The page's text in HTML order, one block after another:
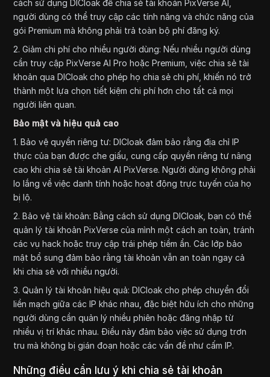
cách sử dụng DICloak để chia sẻ tài khoản PixVerse AI,
người dùng có thể truy cập các tính năng và chức năng của
gói Premium mà không phải trả toàn bộ phí đăng ký.
2. Giảm chi phí cho nhiều người dùng: Nếu nhiều người dùng
cần truy cập PixVerse AI Pro hoặc Premium, việc chia sẻ tài
khoản qua DICloak cho phép họ chia sẻ chi phí, khiến nó trở
thành một lựa chọn tiết kiệm chi phí hơn cho tất cả mọi
người liên quan.
Bảo mật và hiệu quả cao
1. Bảo vệ quyền riêng tư: DICloak đảm bảo rằng địa chỉ IP
thực của bạn được che giấu, cung cấp quyền riêng tư nâng
cao khi chia sẻ tài khoản AI PixVerse. Người dùng không phải
lo lắng về việc danh tính hoặc hoạt động trực tuyến của họ
bị lộ.
2. Bảo vệ tài khoản: Bằng cách sử dụng DICloak, bạn có thể
quản lý tài khoản PixVerse của mình một cách an toàn, tránh
các vụ hack hoặc truy cập trái phép tiềm ẩn. Các lớp bảo
mật bổ sung đảm bảo rằng tài khoản vẫn an toàn ngay cả
khi chia sẻ với nhiều người.
3. Quản lý tài khoản hiệu quả: DICloak cho phép chuyển đổi
liền mạch giữa các IP khác nhau, đặc biệt hữu ích cho những
người dùng cần quản lý nhiều phiên hoặc đăng nhập từ
nhiều vị trí khác nhau. Điều này đảm bảo việc sử dụng trơn
tru mà không bị gián đoạn hoặc các vấn đề như cấm IP.
Những điều cần lưu ý khi chia sẻ tài khoản